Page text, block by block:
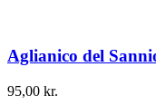
Aglianico del
95,00 kr.